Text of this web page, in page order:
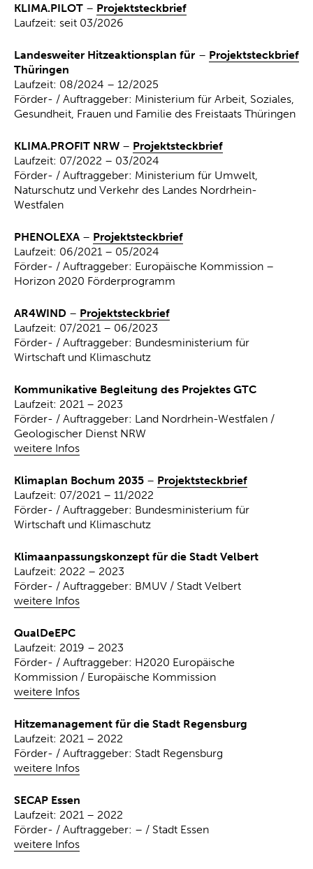
KLIMA.PILOT – Projektsteckbrief
Laufzeit: seit 03/2026
Landesweiter Hitzeaktionsplan für
Thüringen
– Projektsteckbrief
Laufzeit: 08/2024 – 12/2025
Förder- / Auftraggeber: Ministerium für Arbeit, Soziales,
Gesundheit, Frauen und Familie des Freistaats Thüringen
KLIMA.PROFIT NRW – Projektsteckbrief
Laufzeit: 07/2022 – 03/2024
Förder- / Auftraggeber: Ministerium für Umwelt,
Naturschutz und Verkehr des Landes Nordrhein-
Westfalen
PHENOLEXA – Projektsteckbrief
Laufzeit: 06/2021 – 05/2024
Förder- / Auftraggeber: Europäische Kommission –
Horizon 2020 Förderprogramm
AR4WIND – Projektsteckbrief
Laufzeit: 07/2021 – 06/2023
Förder- / Auftraggeber: Bundesministerium für
Wirtschaft und Klimaschutz
Kommunikative Begleitung des Projektes GTC
weitere Infos
Laufzeit: 2021 – 2023
Förder- / Auftraggeber: Land Nordrhein-Westfalen /
Geologischer Dienst NRW
Klimaplan Bochum 2035 – Projektsteckbrief
Laufzeit: 07/2021 – 11/2022
Förder- / Auftraggeber: Bundesministerium für
Wirtschaft und Klimaschutz
Klimaanpassungskonzept für die Stadt Velbert
weitere Infos
Laufzeit: 2022 – 2023
Förder- / Auftraggeber: BMUV / Stadt Velbert
QualDeEPC
weitere Infos
Laufzeit: 2019 – 2023
Förder- / Auftraggeber: H2020 Europäische
Kommission / Europäische Kommission
Hitzemanagement für die Stadt Regensburg
weitere Infos
Laufzeit: 2021 – 2022
Förder- / Auftraggeber: Stadt Regensburg
SECAP Essen
weitere Infos
Laufzeit: 2021 – 2022
Förder- / Auftraggeber: – / Stadt Essen